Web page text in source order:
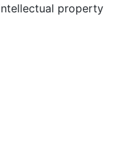
property